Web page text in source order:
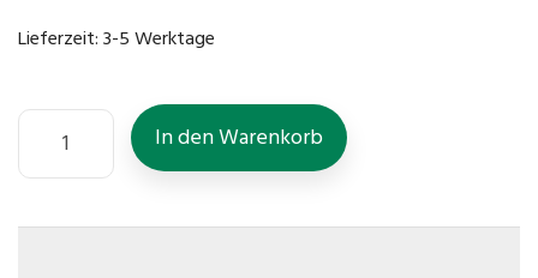
Lieferzeit:3-5 Werktage
In den Warenkorb